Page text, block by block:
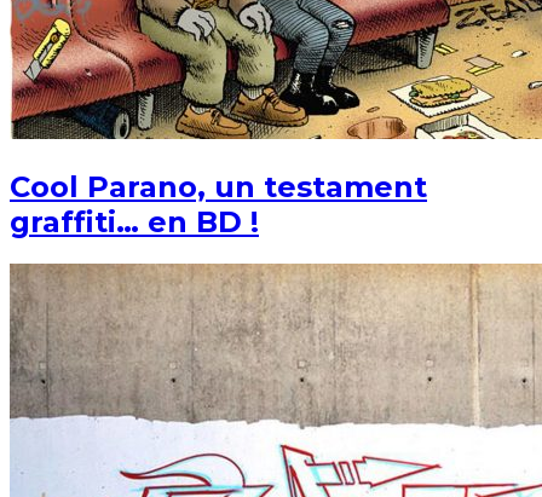
Cool Parano, un testament
graffiti… en BD !